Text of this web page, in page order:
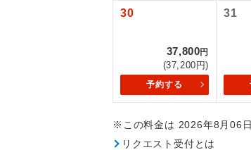
30
37,800円
(37,200円)
予約する
31
※この料金は 2026年8月06
リクエスト受付とは